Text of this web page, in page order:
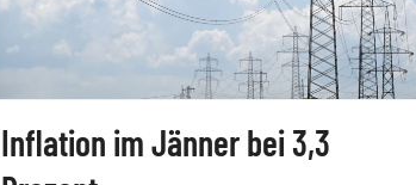
Inflation im Jänner bei 3,3